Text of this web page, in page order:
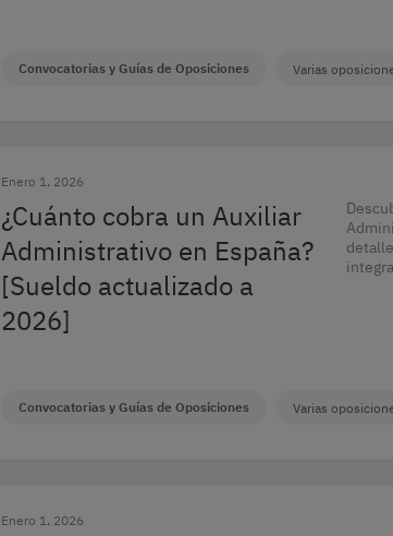
Convocatorias y Guías de Oposiciones Varias
Enero 1, 2026
¿Cuánto cobra un Auxiliar
Administrativo en España?
[Sueldo actualizado a
2026]
Convocatorias y Guías de Oposiciones Varias
Enero 1, 2026